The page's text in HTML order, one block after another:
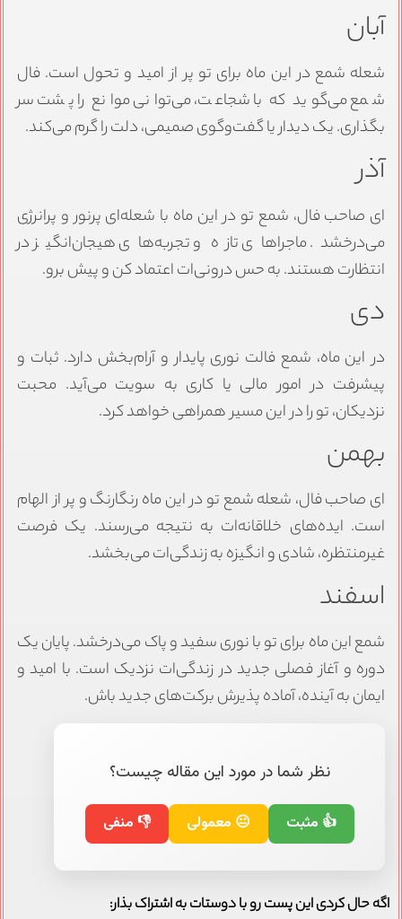
آبان
شعله شمع در این ماه برای تو پر از امید و تحول است. فال
شمع می‌گوید که با شجاعت، می‌توانی موانع را پشت سر
بگذاری. یک دیدار یا گفت‌وگوی صمیمی، دلت را گرم می‌کند.
آذر
ای صاحب فال، شمع تو در این ماه با شعله‌ای پرنور و پرانرژی
می‌درخشد. ماجراهای تازه و تجربه‌های هیجان‌انگیز در
انتظارت هستند. به حس درونی‌ات اعتماد کن و پیش برو.
دی
در این ماه، شمع فالت نوری پایدار و آرام‌بخش دارد. ثبات و
پیشرفت در امور مالی یا کاری به سویت می‌آید. محبت
نزدیکان، تو را در این مسیر همراهی خواهد کرد.
بهمن
ای صاحب فال، شعله شمع تو در این ماه رنگارنگ و پر از الهام
است. ایده‌های خلاقانه‌ات به نتیجه می‌رسند. یک فرصت
غیرمنتظره، شادی و انگیزه به زندگی‌ات می‌بخشد.
اسفند
شمع این ماه برای تو با نوری سفید و پاک می‌درخشد. پایان یک
دوره و آغاز فصلی جدید در زندگی‌ات نزدیک است. با امید و
ایمان به آینده، آماده پذیرش برکت‌های جدید باش.
نظر شما در مورد این مقاله چیست؟
👍 مثبت 😐 معمولی 👎 منفی
اگه حال کردی این پست رو با دوستات به اشتراک بذار: